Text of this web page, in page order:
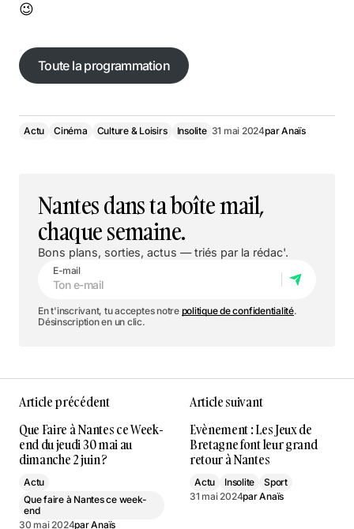
😉
Toute la programmation
Actu Cinéma Culture & Loisirs Insolite 31 mai 2024parAnaïs
Nantes dans ta boîte mail,
chaque semaine.
Bons plans, sorties, actus — triés par la rédac'.
E-mail
En t'inscrivant, tu acceptes notre politique de confidentialité.
Désinscription en un clic.
Article précédent
Que Faire à Nantes ce Week-
end du jeudi 30 mai au
dimanche 2 juin ?
Actu
Que faire à Nantes ce week-
end
30 mai 2024parAnaïs
Article suivant
Evènement : Les Jeux de
Bretagne font leur grand
retour à Nantes
Actu Insolite
Sport
31 mai 2024parAnaïs